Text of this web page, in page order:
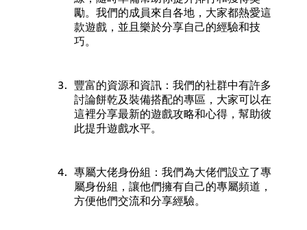
勵。我們的成員來自各地，大家都熱愛這
款遊戲，並且樂於分享自己的經驗和技
巧。
豐富的資源和資訊：我們的社群中有許多
討論餅乾及裝備搭配的專區，大家可以在
這裡分享最新的遊戲攻略和心得，幫助彼
此提升遊戲水平。
專屬大佬身份組：我們為大佬們設立了專
屬身份組，讓他們擁有自己的專屬頻道，
方便他們交流和分享經驗。